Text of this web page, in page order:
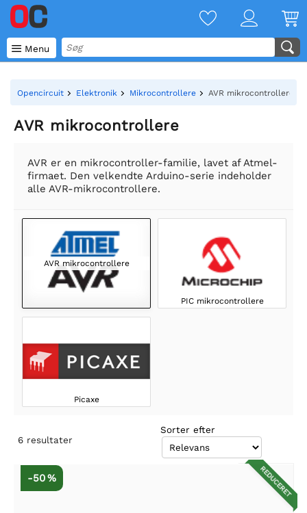
 Menu
Opencircuit Elektronik Mikrocontrollere AVR mikrocontrollere
AVR mikrocontrollere
AVR er en mikrocontroller-familie, lavet af Atmel-
firmaet. Den velkendte Arduino-serie indeholder
alle AVR-mikrocontrollere.
AVR mikrocontrollere
PIC mikrocontrollere
Picaxe
6 resultater
Sorter efter
REDUCERET
-50 %